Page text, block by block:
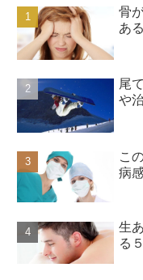
骨
あ
尾
や
こ
病
生
る